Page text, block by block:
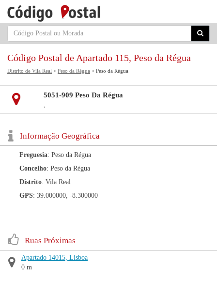
Código Postal de Apartado 115, Peso da Régua
Distrito de Vila Real > Peso da Régua > Peso da Régua
5051-909 Peso Da Régua
,
Informação Geográfica
Freguesia: Peso da Régua
Concelho: Peso da Régua
Distrito: Vila Real
GPS: 39.000000, -8.300000
Ruas Próximas
Apartado 14015, Lisboa
0 m